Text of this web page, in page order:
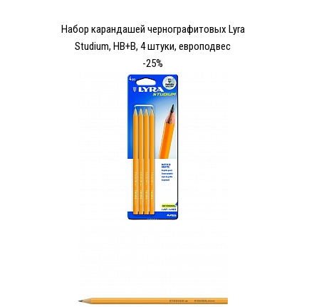
Набор карандашей чернографитовых Lyra
Studium, HB+B, 4 штуки, европодвес
-25%